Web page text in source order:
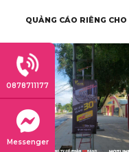
QUẢNG CÁO RIÊNG
0878711177
Messenger